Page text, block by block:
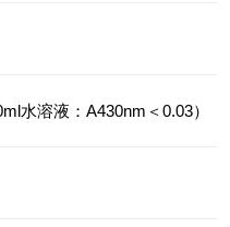
水溶液：A430nm＜0.03）